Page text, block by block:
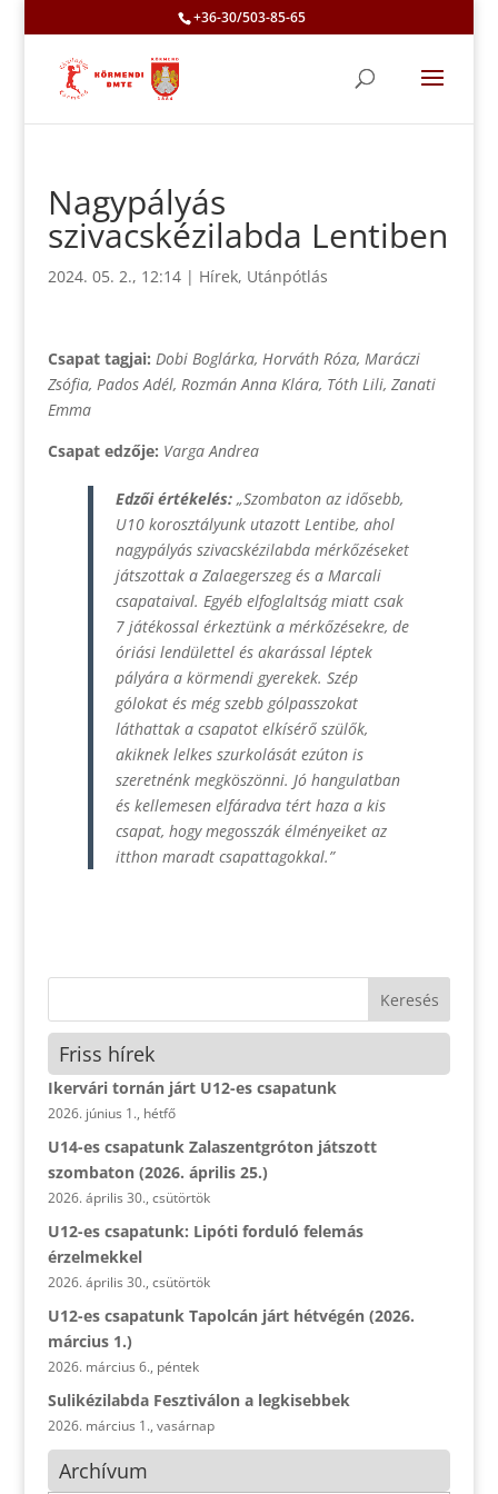
+36-30/503-85-65
Nagypályás
szivacskézilabda Lentiben
2024. 05. 2., 12:14| Hírek, Utánpótlás
Csapat tagjai: Dobi Boglárka, Horváth Róza, Maráczi
Zsófia, Pados Adél, Rozmán Anna Klára, Tóth Lili, Zanati
Emma
Csapat edzője: Varga Andrea
Edzői értékelés: „Szombaton az idősebb,
U10 korosztályunk utazott Lentibe, ahol
nagypályás szivacskézilabda mérkőzéseket
játszottak a Zalaegerszeg és a Marcali
csapataival. Egyéb elfoglaltság miatt csak
7 játékossal érkeztünk a mérkőzésekre, de
óriási lendülettel és akarással léptek
pályára a körmendi gyerekek. Szép
gólokat és még szebb gólpasszokat
láthattak a csapatot elkísérő szülők,
akiknek lelkes szurkolását ezúton is
szeretnénk megköszönni. Jó hangulatban
és kellemesen elfáradva tért haza a kis
csapat, hogy megosszák élményeiket az
itthon maradt csapattagokkal.”
Friss hírek
Ikervári tornán járt U12-es csapatunk
2026. június 1., hétfő
U14-es csapatunk Zalaszentgróton játszott
szombaton (2026. április 25.)
2026. április 30., csütörtök
U12-es csapatunk: Lipóti forduló felemás
érzelmekkel
2026. április 30., csütörtök
U12-es csapatunk Tapolcán járt hétvégén (2026.
március 1.)
2026. március 6., péntek
Sulikézilabda Fesztiválon a legkisebbek
2026. március 1., vasárnap
Archívum